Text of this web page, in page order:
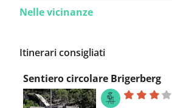
Nelle vicinanze
Itinerari consigliati
Sentiero circolare Brigerberg